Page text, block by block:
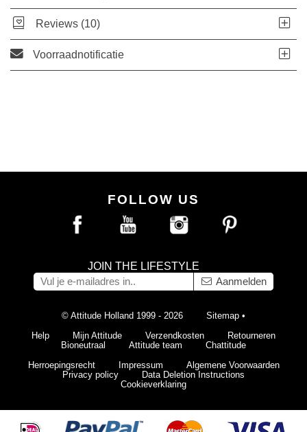
Reviews (10)
Voorraadnotificatie
FOLLOW US
JOIN THE LIFESTYLE
Aanmelden
© Attitude Holland 1999 - 2026 Sitemap •
Help
Mijn Attitude Verzendkosten
Retourneren
Bioneutraal
Attitude team
Chattitude
Herroepingsrecht
Impressum
Algemene Voorwaarden
Privacy policy
Data Deletion Instructions
Cookieverklaring